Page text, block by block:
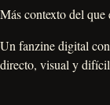
Más contexto del que
Un fanzine digital
directo, visual y